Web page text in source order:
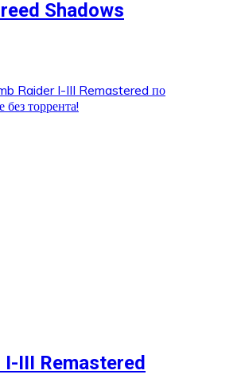
Shadows
I-III Remastered